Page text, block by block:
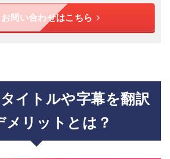
お問い合わせはこちら
イトルや字幕を翻訳
メリットとは？